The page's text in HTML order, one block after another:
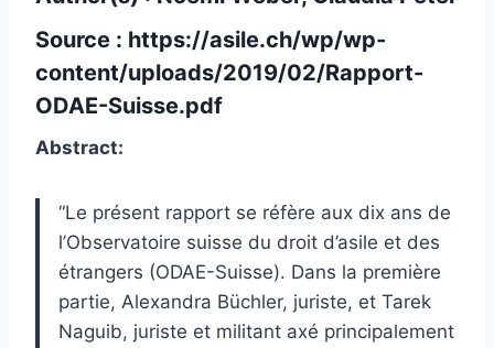
Source : https://asile.ch/wp/wp-
content/uploads/2019/02/Rapport-
ODAE-Suisse.pdf
Abstract:
“Le présent rapport se réfère aux dix ans de
l’Observatoire suisse du droit d’asile et des
étrangers (ODAE-Suisse). Dans la première
partie, Alexandra Büchler, juriste, et Tarek
Naguib, juriste et militant axé principalement